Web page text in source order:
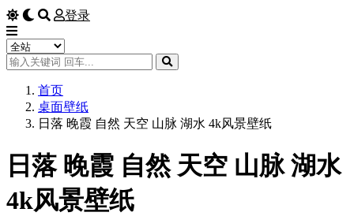
登录
首页
桌面壁纸
日落 晚霞 自然 天空 山脉 湖水 4k风景壁纸
日落 晚霞 自然 天空 山脉 湖水
4k风景壁纸